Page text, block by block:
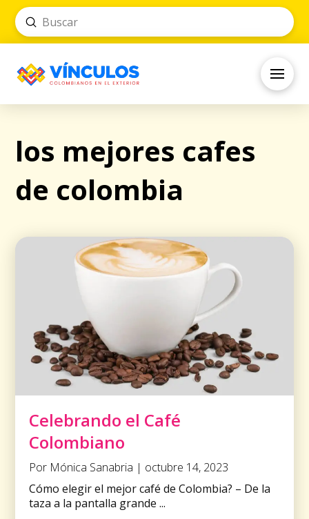
Search
Submit
los mejores cafes
de colombia
Celebrando el Café
Colombiano
Por Mónica Sanabria | octubre 14, 2023
Cómo elegir el mejor café de Colombia? – De la
taza a la pantalla grande ...